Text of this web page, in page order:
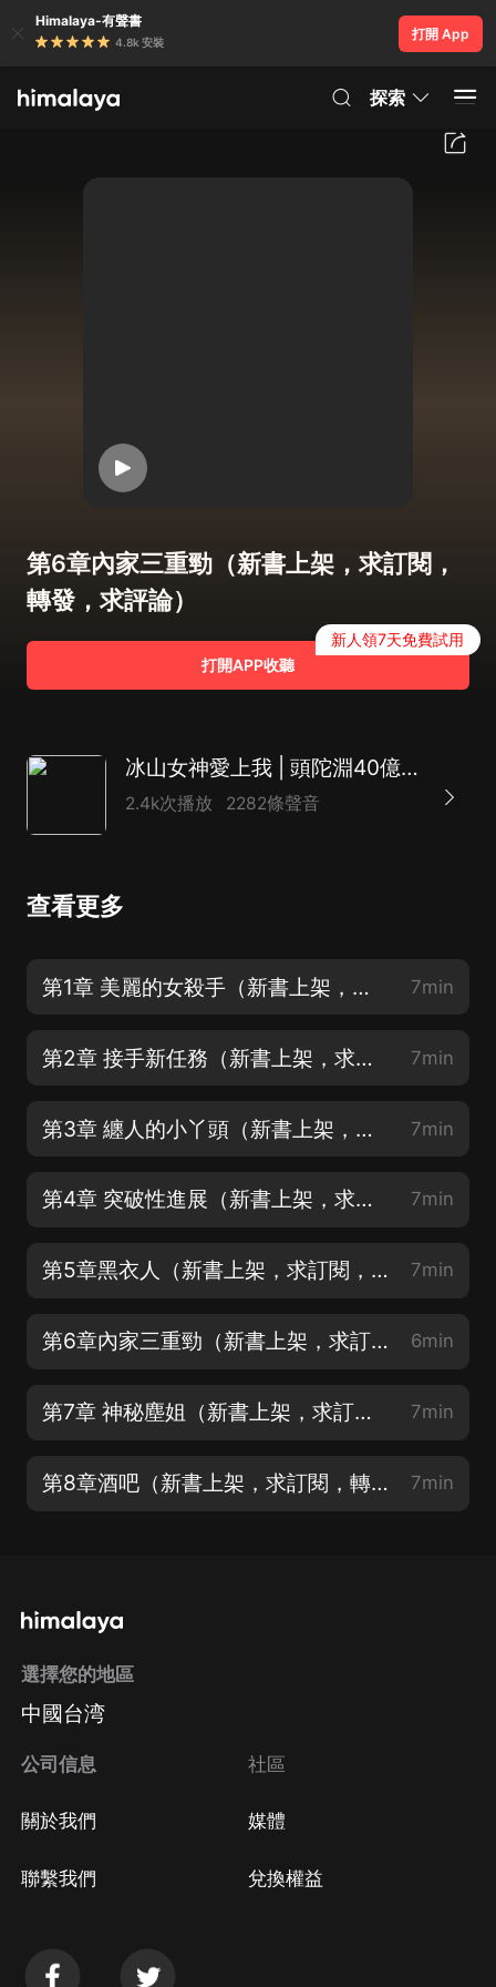
Himalaya-有聲書
4.8k 安裝
打開 App
探索
第6章內家三重勁（新書上架，求訂閱，
轉發，求評論）
打開APP收聽
新人領7天免費試用
冰山女神愛上我 | 頭陀淵40億播放之絕世高手前傳
2.4k次播放 2282條聲音
查看更多
第1章 美麗的女殺手（新書上架，求訂閱，轉發，求評論） 7min
第2章 接手新任務（新書上架，求訂閱，轉發，求評論） 7min
第3章 纏人的小丫頭（新書上架，求訂閱，轉發，求評論） 7min
第4章 突破性進展（新書上架，求訂閱，轉發，求評論） 7min
第5章黑衣人（新書上架，求訂閱，轉發，求評論） 7min
第6章內家三重勁（新書上架，求訂閱，轉發，求評論） 6min
第7章 神秘塵姐（新書上架，求訂閱，轉發，求評論） 7min
第8章酒吧（新書上架，求訂閱，轉發，求評論） 7min
選擇您的地區
中國台湾
公司信息
關於我們
聯繫我們
社區
媒體
兌換權益